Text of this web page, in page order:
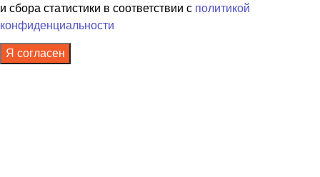
и сбора статистики в соответствии с политикой
конфиденциальности
Я согласен